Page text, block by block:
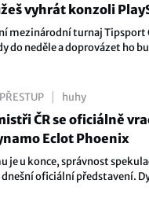
vyhrát konzoli
mezinárodní turnaj Tipsport
do neděle a doprovázet ho
cen!
PŘESTUP huhy
ČR se oficiálně
Eclot Phoenix
je u konce, správnost
oficiální představení.